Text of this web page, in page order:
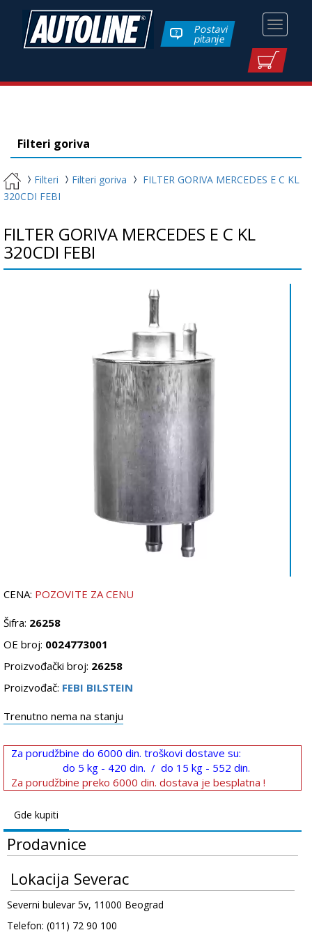
Toggle
Postavi
pitanje
Filteri goriva
Filteri Filteri goriva
FILTER GORIVA MERCEDES E C KL
320CDI FEBI
FILTER GORIVA MERCEDES E C KL
320CDI FEBI
CENA: POZOVITE ZA CENU
Šifra: 26258
OE broj: 0024773001
Proizvođački broj: 26258
Proizvođač: FEBI BILSTEIN
Trenutno nema na stanju
Za porudžbine do 6000 din. troškovi dostave su:
do 5 kg - 420 din. / do 15 kg - 552 din.
Za porudžbine preko 6000 din. dostava je besplatna !
Gde kupiti
Prodavnice
Lokacija Severac
Severni bulevar 5v, 11000 Beograd
Telefon: (011) 72 90 100